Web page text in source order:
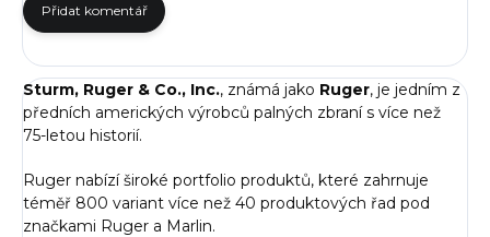
Přidat komentář
Sturm, Ruger & Co., Inc., známá jako Ruger, je jedním z
předních amerických výrobců palných zbraní s více než
75-letou historií.
Ruger nabízí široké portfolio produktů, které zahrnuje
téměř 800 variant více než 40 produktových řad pod
značkami Ruger a Marlin.